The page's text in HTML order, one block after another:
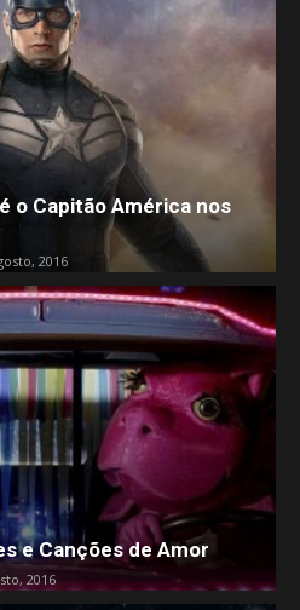
o Capitão América nos
2016
e Canções de Amor
2016